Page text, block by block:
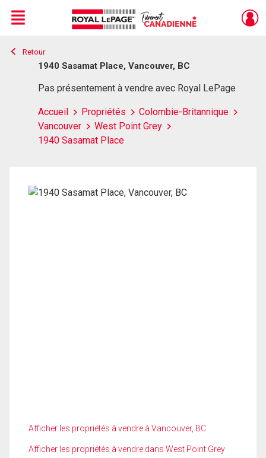
Live
En Direct
Menu
Retour
1940 Sasamat Place, Vancouver, BC
Pas présentement à vendre avec Royal LePage
Accueil Propriétés
Colombie-Britannique
Vancouver
West Point Grey
1940 Sasamat Place
Afficher les propriétés à vendre à Vancouver, BC
Afficher les propriétés à vendre dans West Point Grey